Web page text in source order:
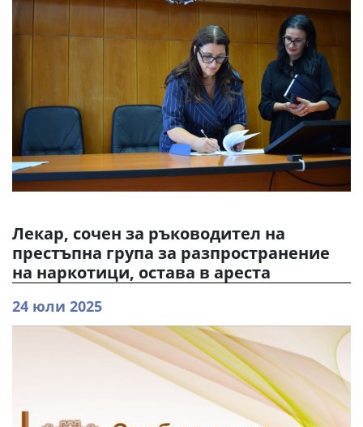
Лекар, сочен за ръководител на
престъпна група за разпространение
на наркотици, остава в ареста
24 юли 2025